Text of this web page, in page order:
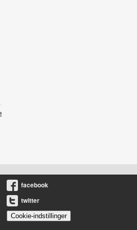
facebook
twitter
Cookie-indstillinger